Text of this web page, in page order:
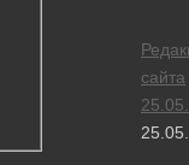
сайта